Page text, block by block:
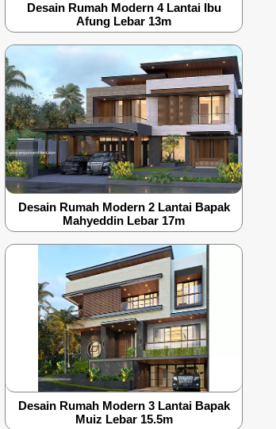
Desain Rumah Modern 4 Lantai Ibu
Afung Lebar 13m
Desain Rumah Modern 2 Lantai Bapak
Mahyeddin Lebar 17m
Desain Rumah Modern 3 Lantai Bapak
Muiz Lebar 15.5m